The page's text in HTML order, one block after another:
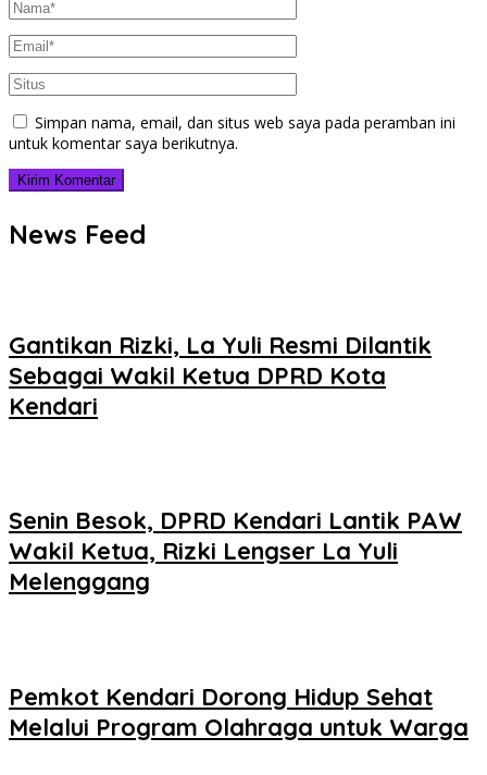
Simpan nama, email, dan situs web saya pada peramban ini
untuk komentar saya berikutnya.
News Feed
Gantikan Rizki, La Yuli Resmi Dilantik
Sebagai Wakil Ketua DPRD Kota
Kendari
Senin Besok, DPRD Kendari Lantik PAW
Wakil Ketua, Rizki Lengser La Yuli
Melenggang
Pemkot Kendari Dorong Hidup Sehat
Melalui Program Olahraga untuk Warga